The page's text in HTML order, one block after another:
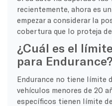
recientemente, ahora es
empezar a considerar la
cobertura que lo proteja
¿Cuál es el
para Endurance?
Endurance no tiene límite
vehículos menores de 20
específicos tienen límite